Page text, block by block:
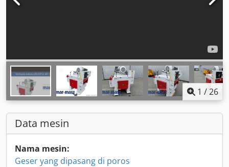
1 /26
Data mesin
Nama mesin:
Geser yang dipasang di poros